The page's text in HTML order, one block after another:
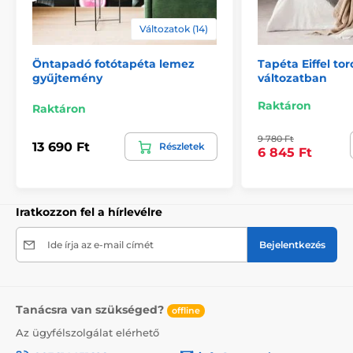
2) Motívumhoz igazított fotótapéták
A 270 cm magas tapéták esetén a minta az adott
mérethez igazodik, így előfordulhat, hogy annak egy
része hiányzik. A webshopon a méret kiválasztásával
megtekintheti a pontos megjelenést. A tapéták itt is
49 cm széles csíkokból állnak.
Méretek (cm-ben): 147x270(3 csík), 196x270(4 csík),
Változatok (14)
Öntapadó fotótapéta lemez
gyűjtemény
Raktáron
13 690 Ft Részletek
Tapéta Eiffel
változatban
Raktáron
9 780 Ft
6 845 Ft
Iratkozzon fel a hírlevélre
Ide írja az e-mail címét Bejelentkezés
Tanácsra van szükséged? offline
Az ügyfélszolgálat elérhető